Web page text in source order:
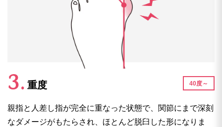
重度 40度～
親指と人差し指が完全に重なった状態で、関節にまで深刻
なダメージがもたらされ、ほとんど脱臼した形になりま